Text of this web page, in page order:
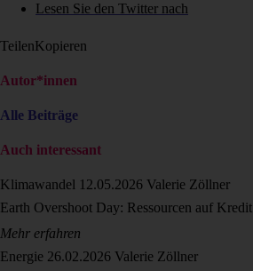
Lesen Sie den Twitter nach
TeilenKopieren
Autor*innen
Alle Beiträge
Auch interessant
Klimawandel 12.05.2026 Valerie Zöllner
Earth Overshoot Day: Ressourcen auf Kredit
Mehr erfahren
Energie 26.02.2026 Valerie Zöllner